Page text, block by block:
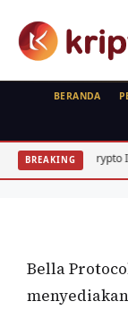
BERANDA
BREAKING
Crypto Indonesia:
KOIN
Bella
Bella